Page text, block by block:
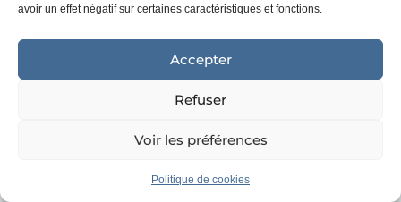
avoir un effet négatif sur certaines caractéristiques et fonctions.
Accepter
Refuser
Voir les préférences
Politique de cookies
chances de succès, une coopération active et
Le client a conscience que l’absence de mise
en œuvre des conseils fournis puisse non
aggraver les comportements initiaux.
Santé : Redirection systématique vers